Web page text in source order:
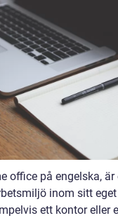
office på engelska,
inom sitt
ett kontor eller